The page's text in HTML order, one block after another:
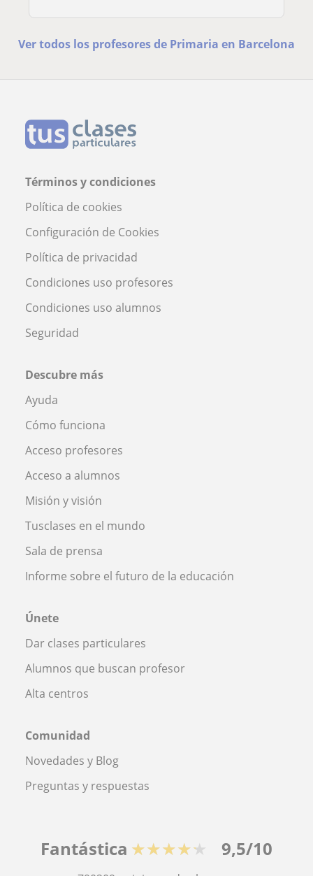
Ver todos los profesores de Primaria en Barcelona
Términos y condiciones
Política de cookies
Configuración de Cookies
Política de privacidad
Condiciones uso profesores
Condiciones uso alumnos
Seguridad
Descubre más
Ayuda
Cómo funciona
Acceso profesores
Acceso a alumnos
Misión y visión
Tusclases en el mundo
Sala de prensa
Informe sobre el futuro de la educación
Únete
Dar clases particulares
Alumnos que buscan profesor
Alta centros
Comunidad
Novedades y Blog
Preguntas y respuestas
Fantástica ★★★★★ 9,5/10